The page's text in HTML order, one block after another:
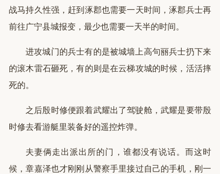
战马持久性强，赶到涿郡也需要一天时间，涿郡兵士再
前往广宁县城报变，最少也需要一天半的时间。
进攻城门的兵士有的是被城墙上高句丽兵士扔下来
的滚木雷石砸死，有的则是在云梯攻城的时候，活活摔
死的。
之后殷时修便跟着武耀出了驾驶舱，武耀是要带殷
时修去看游艇里装备好的遥控炸弹。
夫妻俩走出派出所的门，谁都没有说话。而这时
候，章嘉泽也才刚刚从警察手里接过自己的手机，刚一